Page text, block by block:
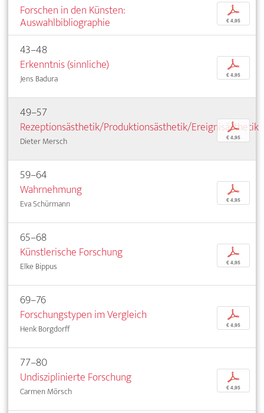
Forschen in den Künsten:
Auswahlbibliographie
p
€ 4,95
43–48
Erkenntnis (sinnliche)
Jens Badura
p
€ 4,95
49–57
Rezeptionsästhetik/Produktionsästhetik/Ereignisästhetik
Dieter Mersch
p
€ 4,95
59–64
Wahrnehmung
Eva Schürmann
p
€ 4,95
65–68
Künstlerische Forschung
Elke Bippus
p
€ 4,95
69–76
Forschungstypen im Vergleich
Henk Borgdorff
p
€ 4,95
77–80
Undisziplinierte Forschung
Carmen Mörsch
p
€ 4,95